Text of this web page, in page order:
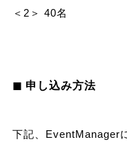
＜2＞ 40名
◼︎ 申し込み方法
下記、EventManager